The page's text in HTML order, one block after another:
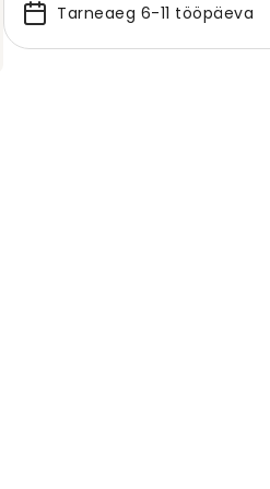
Tarneaeg 6-11 tööpäeva